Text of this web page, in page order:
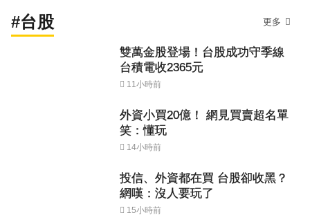
#台股 更多
雙萬金股登場！台股成功守季線
台積電收2365元
11小時前
外資小買20億！ 網見買賣超名單
笑：懂玩
14小時前
投信、外資都在買 台股卻收黑？
網嘆：沒人要玩了
15小時前